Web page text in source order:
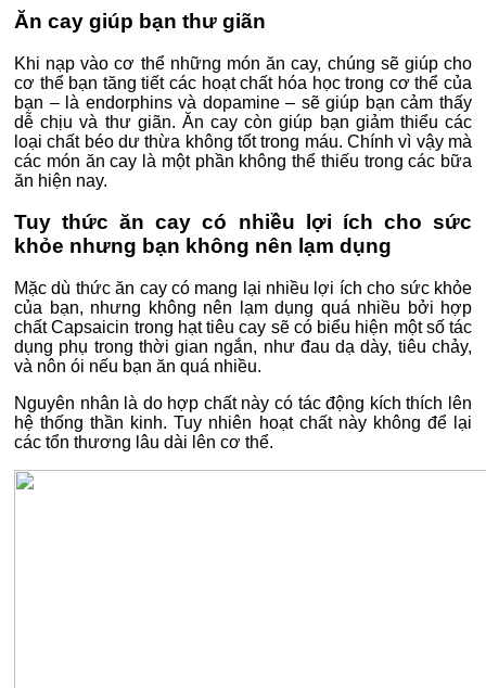
Ăn cay giúp bạn thư giãn
Khi nạp vào cơ thể những món ăn cay, chúng sẽ giúp cho
cơ thể bạn tăng tiết các hoạt chất hóa học trong cơ thể của
bạn – là endorphins và dopamine – sẽ giúp bạn cảm thấy
dễ chịu và thư giãn. Ăn cay còn giúp bạn giảm thiểu các
loại chất béo dư thừa không tốt trong máu. Chính vì vậy mà
các món ăn cay là một phần không thể thiếu trong các bữa
ăn hiện nay.
Tuy thức ăn cay có nhiều lợi ích cho sức
khỏe nhưng bạn không nên lạm dụng
Mặc dù thức ăn cay có mang lại nhiều lợi ích cho sức khỏe
của bạn, nhưng không nên lạm dụng quá nhiều bởi hợp
chất Capsaicin trong hạt tiêu cay sẽ có biểu hiện một số tác
dụng phụ trong thời gian ngắn, như đau dạ dày, tiêu chảy,
và nôn ói nếu bạn ăn quá nhiều.
Nguyên nhân là do hợp chất này có tác động kích thích lên
hệ thống thần kinh. Tuy nhiên hoạt chất này không để lại
các tổn thương lâu dài lên cơ thể.